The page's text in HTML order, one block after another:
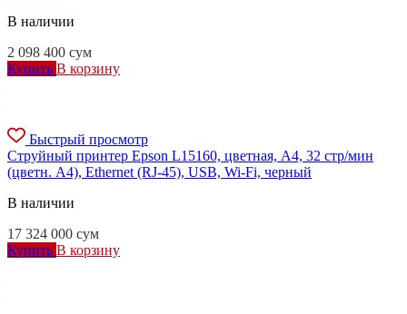
В наличии
2 098 400 сум
Купить В корзину
Быстрый просмотр
Струйный принтер Epson L15160, цветная, A4, 32 стр/мин
(цветн. А4), Ethernet (RJ-45), USB, Wi-Fi, черный
В наличии
17 324 000 сум
Купить В корзину